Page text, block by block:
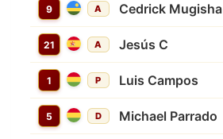
9 A Cedrick Mugisha
21 A Jesús C
1 P Luis Campos
5 D Michael Parrado